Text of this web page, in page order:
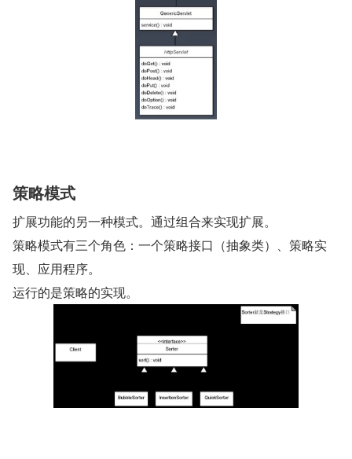
策略模式
扩展功能的另一种模式。通过组合来实现扩展。
策略模式有三个角色：一个策略接口（抽象类）、策略实
现、应用程序。
运行的是策略的实现。